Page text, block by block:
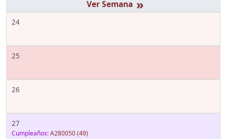
»
24
25
26
27
Cumpleaños:A280050(49)